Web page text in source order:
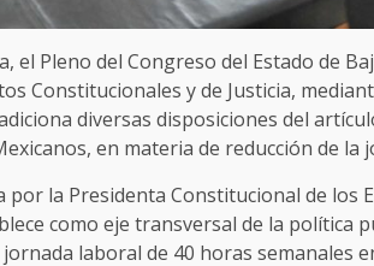
el Pleno del Congreso del Estado de
Constitucionales y de Justicia,
diversas disposiciones del
en materia de reducción de la
por la Presidenta Constitucional de los
como eje transversal de la política
laboral de 40 horas semanales